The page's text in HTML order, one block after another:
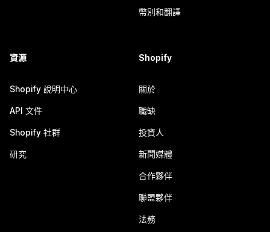
幣別和翻譯
資源
Shopify 說明中心
API 文件
Shopify 社群
研究
Shopify
關於
職缺
投資人
新聞媒體
合作夥伴
聯盟夥伴
法務